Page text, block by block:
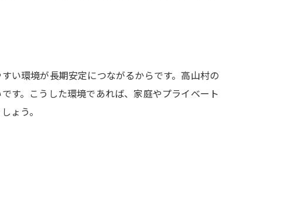
い環境が長期安定につながるからです。高山村の
す。こうした環境であれば、家庭やプライベート
ょう。